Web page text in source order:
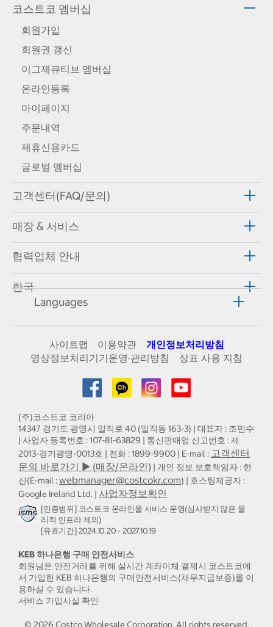
코스트코 멤버십
회원가입
회원권 갱신
이그제큐티브 멤버십
온라인등록
마이페이지
주문내역
제휴신용카드
글로벌 멤버십
고객센터(FAQ/문의)
매장 & 서비스
협력업체 안내
한국
Languages
사이트맵 이용약관
개인정보처리방침
영상정보처리기기운영·관리방침
상표 사용 지침
(주)코스트코 코리아
14347 경기도 광명시 일직로 40 (일직동 163-3) | 대표자 : 조민수
| 사업자 등록번호 : 107-81-63829 | 통신판매업 신고번호 : 제
2013-경기광명-0013호 | 전화 : 1899-9900 | E-mail : 고객센터
문의 바로가기 ▶ (매장/온라인) | 개인 정보 보호책임자 : 한
신(E-mail :webmanager@costcokr.com) | 호스팅제공자 :
Google Ireland Ltd. | 사업자정보확인
[인증범위] 코스트코 온라인몰 서비스 운영(심사받지 않은 물
리적 인프라 제외)
[유효기간] 2024.10.20 - 2027.10.19
KEB 하나은행 구매 안전서비스
회원님은 안전거래를 위해 실시간 계좌이체 결제시 코스트코에
서 가입한 KEB 하나은행의 구매안전서비스(채무지급보증)를 이
용하실 수 있습니다.
서비스 가입사실 확인
© 2026 Costco Wholesale Corporation. All rights reserved.